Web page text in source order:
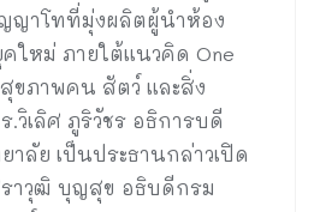
ญาโทที่มุ่งผลิตผู้นำห้อง
ใหม่ ภายใต้แนวคิด One
สุขภาพคน สัตว์ และสิ่ง
วิเลิศ ภูริวัชร อธิการบดี
ลัย เป็นประธานกล่าวเปิด
าวุฒิ บุญสุข อธิบดีกรม